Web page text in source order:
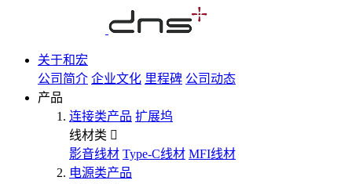
关于和宏
公司简介 企业文化 里程碑 公司动态
产品
连接类产品 扩展坞
线材类
影音线材 Type-C线材 MFI线材
电源类产品